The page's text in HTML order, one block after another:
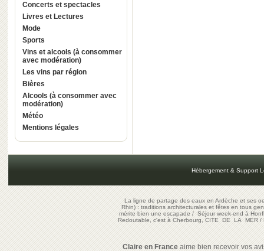
Concerts et spectacles
Livres et Lectures
Mode
Sports
Vins et alcools (à consommer
avec modération)
Les vins par région
Bières
Alcools (à consommer avec
modération)
Météo
Mentions légales
Hébergement & Support
La ligne de partage des eaux en Ardèche et ses
Rhin) : traditions architecturales et fêtes en tous
mérite bien une escapade/Séjour week-end à
Redoutable, c'est à Cherbourg, CITE DE LA MER/
Claire en Franceaime bien recevoir vos